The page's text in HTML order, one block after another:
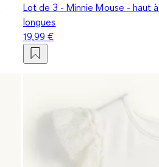
Lot de 3 - Minnie Mouse - haut
longues
19,99 €